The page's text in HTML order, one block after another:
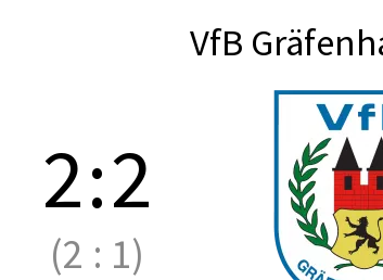
VfB
2:2
(2 : 1)